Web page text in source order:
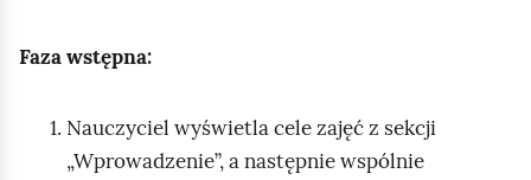
Faza wstępna:
Nauczyciel wyświetla cele zajęć z sekcji
„Wprowadzenie”, a następnie wspólnie